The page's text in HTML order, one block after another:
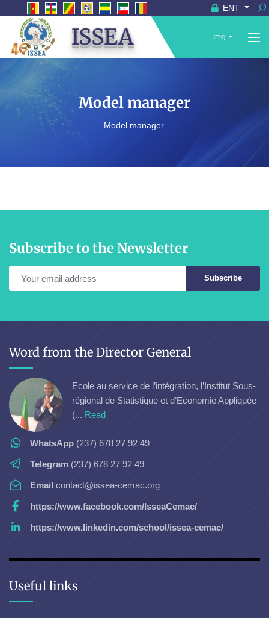
ENT
ISSEA (EN)
Model manager
Model manager
Subscribe to the Newsletter
Subscribe
Word from the Director General
Ecole au service de l’intégration, l’Institut Sous-
régional de Statistique et d’Economie Appliquée
(... Read
WhatsApp (237) 678 27 92 49
Telegram (237) 678 27 92 49
Email contact@issea-cemac.org
https://www.facebook.com/IsseaCemac/
https://www.linkedin.com/school/issea-cemac/
Useful links